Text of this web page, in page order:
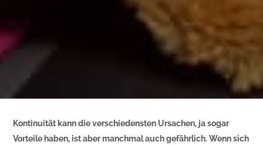
Kontinuität kann die verschiedensten Ursachen, ja sogar
Vorteile haben, ist aber manchmal auch gefährlich. Wenn sich